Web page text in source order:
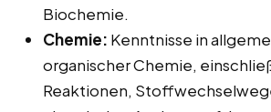
Biochemie.
Chemie: Kenntnisse in
organischer Chemie,
Reaktionen,